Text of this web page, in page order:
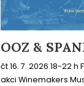
OOZ &
čt 16. 7. 2026 18-22 h
akci Winemakers